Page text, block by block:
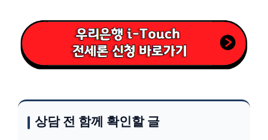
상담 전 함께 확인할 글